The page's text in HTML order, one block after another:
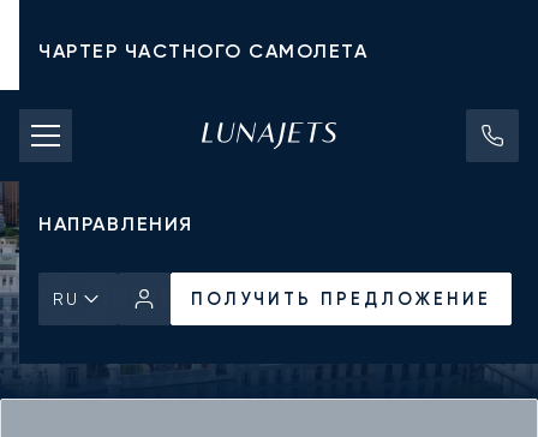
ЧАРТЕР ЧАСТНОГО САМОЛЕТА
СТОИМОСТЬ ЧАРТЕРА
ЧАСТНЫЕ САМОЛЕТЫ
НАПРАВЛЕНИЯ
RU ПОЛУЧИТЬ ПРЕДЛОЖЕНИЕ